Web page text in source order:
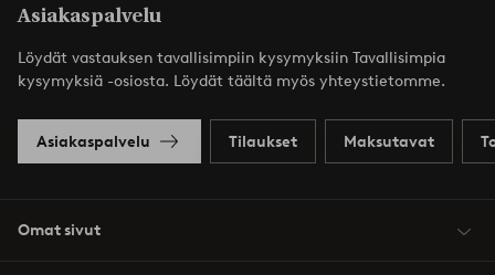
Asiakaspalvelu
Löydät vastauksen tavallisimpiin kysymyksiin Tavallisimpia
kysymyksiä -osiosta. Löydät täältä myös yhteystietomme.
Asiakaspalvelu Tilaukset Maksutavat
Omat sivut